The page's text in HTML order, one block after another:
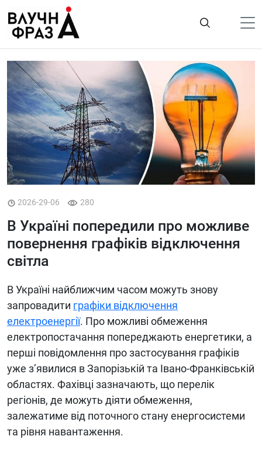
содержимому
Політика
Гроші
Життя
Лайфстайл
ТехноНаука
Людина
Ukraine
Про нас
2026-29-06 280
В Україні попередили про можливе
повернення графіків відключення
світла
В Україні найближчим часом можуть знову
запровадити графіки відключення
електроенергії. Про можливі обмеження
електропостачання попереджають енергетики, а
перші повідомлення про застосування графіків
уже з’явилися в Запорізькій та Івано-Франківській
областях. Фахівці зазначають, що перелік
регіонів, де можуть діяти обмеження,
залежатиме від поточного стану енергосистеми
та рівня навантаження.